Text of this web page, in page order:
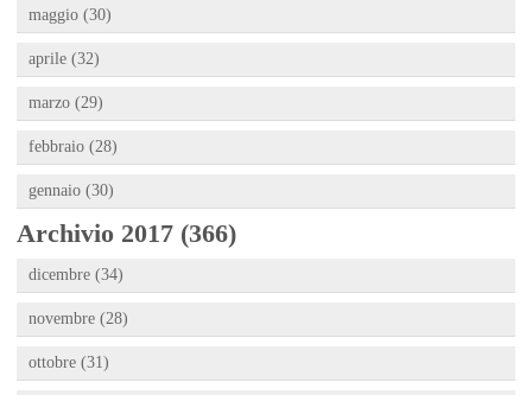
maggio (30)
aprile (32)
marzo (29)
febbraio (28)
gennaio (30)
Archivio 2017 (366)
dicembre (34)
novembre (28)
ottobre (31)